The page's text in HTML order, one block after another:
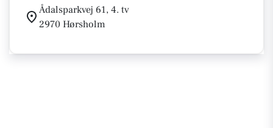
Ådalsparkvej 61, 4. tv
2970 Hørsholm